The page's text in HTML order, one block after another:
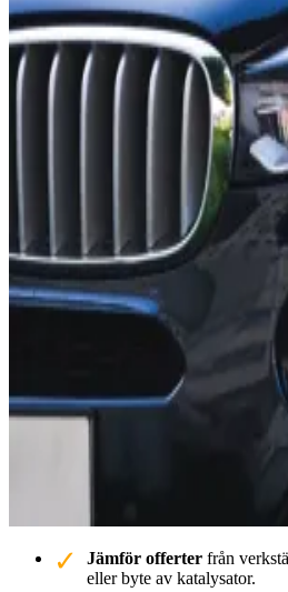
Jämför offerter från
eller byte av katalysator.